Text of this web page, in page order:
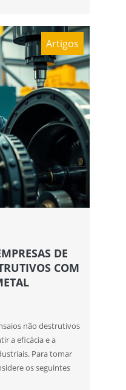
Artigos
DE
COM
não destrutivos
a eficácia e a
Para tomar
os seguintes